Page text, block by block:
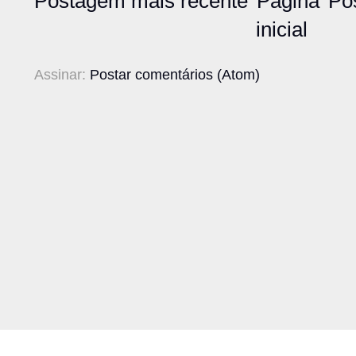
inicial
Assinar: Postar comentários (Atom)